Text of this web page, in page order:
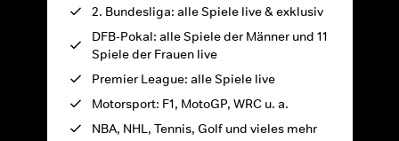
2. Bundesliga: alle Spiele live & exklusiv
DFB-Pokal: alle Spiele der Männer und 11
Spiele der Frauen live
Premier League: alle Spiele live
Motorsport: F1, MotoGP, WRC u. a.
NBA, NHL, Tennis, Golf und vieles mehr